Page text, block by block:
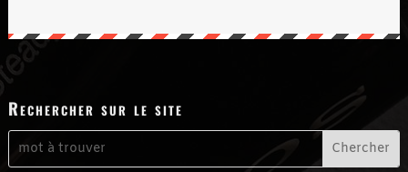
Rechercher sur le site